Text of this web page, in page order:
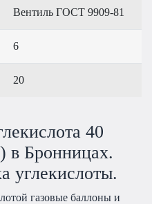
Вентиль ГОСТ 9909-81
6
20
40
в Бронницах.
углекислоты.
газовые баллоны и